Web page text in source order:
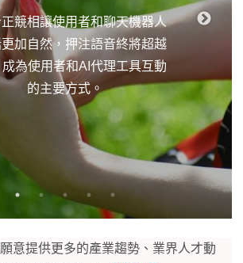
競相讓使用者和聊天機器人
加自然，押注語音終將超越
為使用者和AI代理工具互動
的主要方式。
意提供更多的產業趨勢、業界人才動